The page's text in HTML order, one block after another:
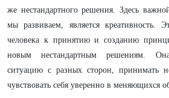
же нестандартного решения. Здесь
мы развиваем, является креативность.
человека к принятию и созданию
новым нестандартным решениям.
ситуацию с разных сторон, принимать
чувствовать себя уверенно в меняющихся